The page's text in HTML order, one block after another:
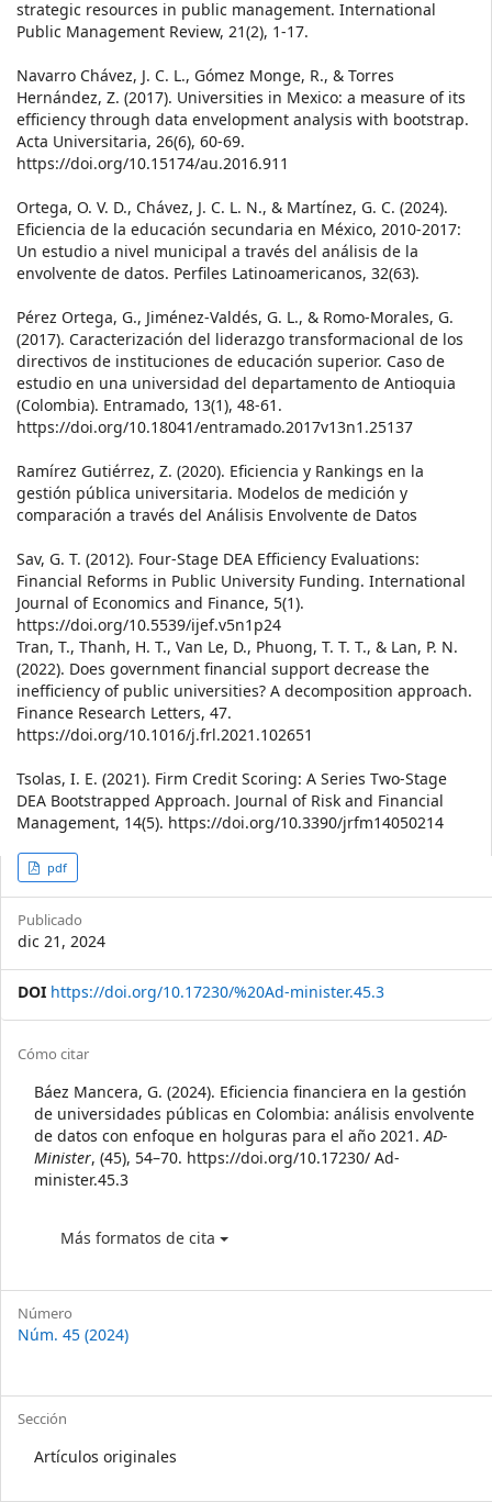
strategic resources in public management. International
Public Management Review, 21(2), 1-17.
Navarro Chávez, J. C. L., Gómez Monge, R., & Torres
Hernández, Z. (2017). Universities in Mexico: a measure of its
efficiency through data envelopment analysis with bootstrap.
Acta Universitaria, 26(6), 60-69.
https://doi.org/10.15174/au.2016.911
Ortega, O. V. D., Chávez, J. C. L. N., & Martínez, G. C. (2024).
Eficiencia de la educación secundaria en México, 2010-2017:
Un estudio a nivel municipal a través del análisis de la
envolvente de datos. Perfiles Latinoamericanos, 32(63).
Pérez Ortega, G., Jiménez-Valdés, G. L., & Romo-Morales, G.
(2017). Caracterización del liderazgo transformacional de los
directivos de instituciones de educación superior. Caso de
estudio en una universidad del departamento de Antioquia
(Colombia). Entramado, 13(1), 48-61.
https://doi.org/10.18041/entramado.2017v13n1.25137
Ramírez Gutiérrez, Z. (2020). Eficiencia y Rankings en la
gestión pública universitaria. Modelos de medición y
comparación a través del Análisis Envolvente de Datos
Sav, G. T. (2012). Four-Stage DEA Efficiency Evaluations:
Financial Reforms in Public University Funding. International
Journal of Economics and Finance, 5(1).
https://doi.org/10.5539/ijef.v5n1p24
Tran, T., Thanh, H. T., Van Le, D., Phuong, T. T. T., & Lan, P. N.
(2022). Does government financial support decrease the
inefficiency of public universities? A decomposition approach.
Finance Research Letters, 47.
https://doi.org/10.1016/j.frl.2021.102651
Tsolas, I. E. (2021). Firm Credit Scoring: A Series Two-Stage
DEA Bootstrapped Approach. Journal of Risk and Financial
Management, 14(5). https://doi.org/10.3390/jrfm14050214
Article
Sidebar
pdf
Publicado
dic 21, 2024
DOI https://doi.org/10.17230/%20Ad-minister.45.3
Article
Details
Cómo citar
Báez Mancera, G. (2024). Eficiencia financiera en la gestión
de universidades públicas en Colombia: análisis envolvente
de datos con enfoque en holguras para el año 2021.AD-
Minister, (45), 54–70. https://doi.org/10.17230/ Ad-
minister.45.3
Más formatos de cita
Número
Núm. 45 (2024)
Sección
Artículos originales